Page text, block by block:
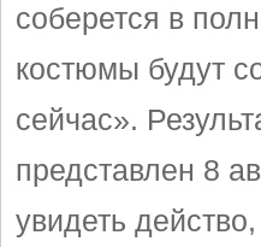
соберется в
костюмы будут
сейчас».
представлен 8
увидеть